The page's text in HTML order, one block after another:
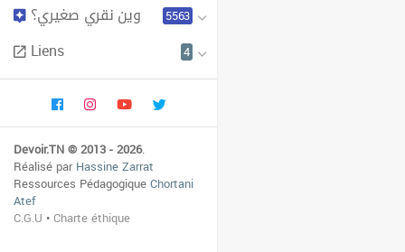
وين نقري صغيري؟ 5563
Liens 4
Devoir.TN © 2013 - 2026.
Réalisé parHassine Zarrat
Ressources PédagogiqueChortani
Atef
C.G.U •Charte éthique